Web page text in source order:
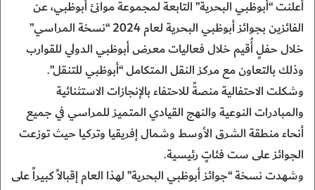
أعلنت “أبوظبي البحرية” التابعة لمجموعة موانئ أبوظبي، عن
الفائزين بجوائز أبوظبي البحرية لعام 2024 “نسخة المراسي”
خلال حفلٍ أُقيم خلال فعاليات معرض أبوظبي الدولي للقوارب
وذلك بالتعاون مع مركز النقل المتكامل “أبوظبي للتنقل”.
وشكلت الاحتفالية منصةً للاحتفاء بالإنجازات الاستثنائية
والمبادرات النوعية والنهج القيادي المتميز للمراسي في جميع
أنحاء منطقة الشرق الأوسط وشمال إفريقيا وتركيا حيث توزعت
الجوائز على ست فئاتٍ رئيسية.
وشهدت نسخة “جوائز أبوظبي البحرية” لهذا العام إقبالاً كبيراً على